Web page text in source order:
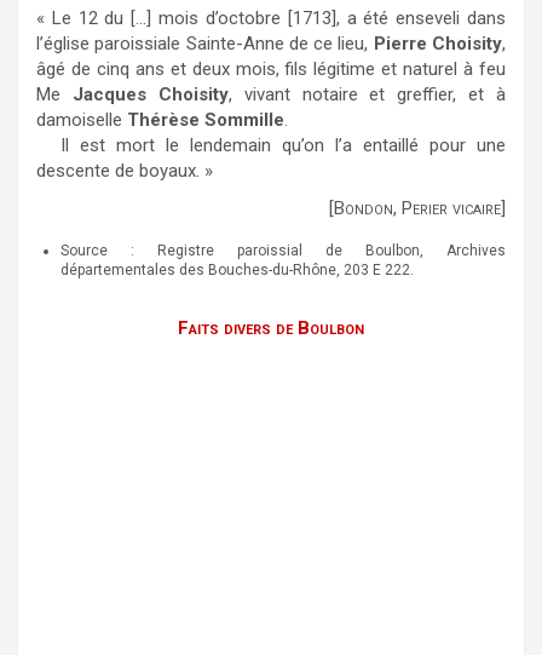
« Le 12 du […] mois d’octobre [1713], a été enseveli dans
l’église paroissiale Sainte-Anne de ce lieu, Pierre Choisity,
âgé de cinq ans et deux mois, fils légitime et naturel à feu
Me Jacques Choisity, vivant notaire et greffier, et à
damoiselle Thérèse Sommille.
Il est mort le lendemain qu’on l’a entaillé pour une
descente de boyaux. »
[Bondon, Perier vicaire]
Source : Registre paroissial de Boulbon, Archives
départementales des Bouches-du-Rhône, 203 E 222.
Faits divers de Boulbon